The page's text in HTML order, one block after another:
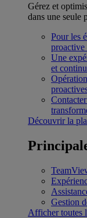
Gérez et
dans une seule
Pour les
proactive
Une
et
Découvrir la
Gestion
Afficher toutes